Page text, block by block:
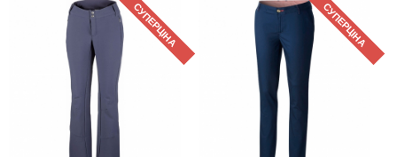
СУПЕРЦІНА СУПЕРЦІНА